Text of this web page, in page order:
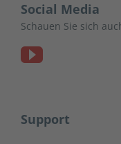
Social Media
Schauen Sie sich
Support